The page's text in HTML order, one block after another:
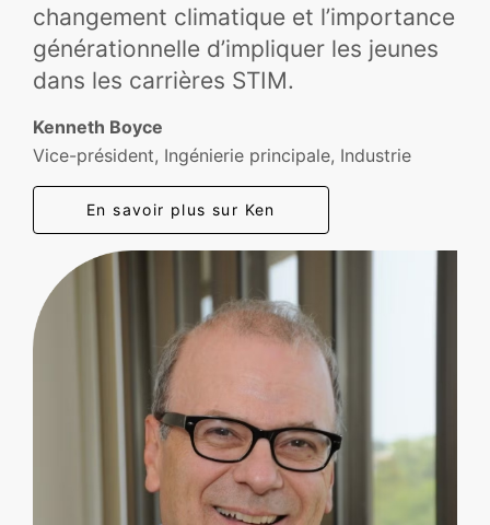
changement climatique et l’importance
générationnelle d’impliquer les jeunes
dans les carrières STIM.
Kenneth Boyce
Vice-président, Ingénierie principale, Industrie
En savoir plus sur Ken